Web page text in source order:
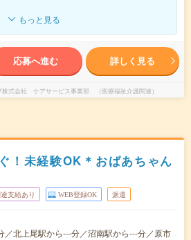
もっと見る
応募へ進む 詳しく見る
株式会社 ケアサービス事業部 （医療福祉介護関連）
！未経験OK＊おばあちゃん
支給あり WEB登録OK 派遣
／北上尾駅から---分／沼南駅から---分／原市